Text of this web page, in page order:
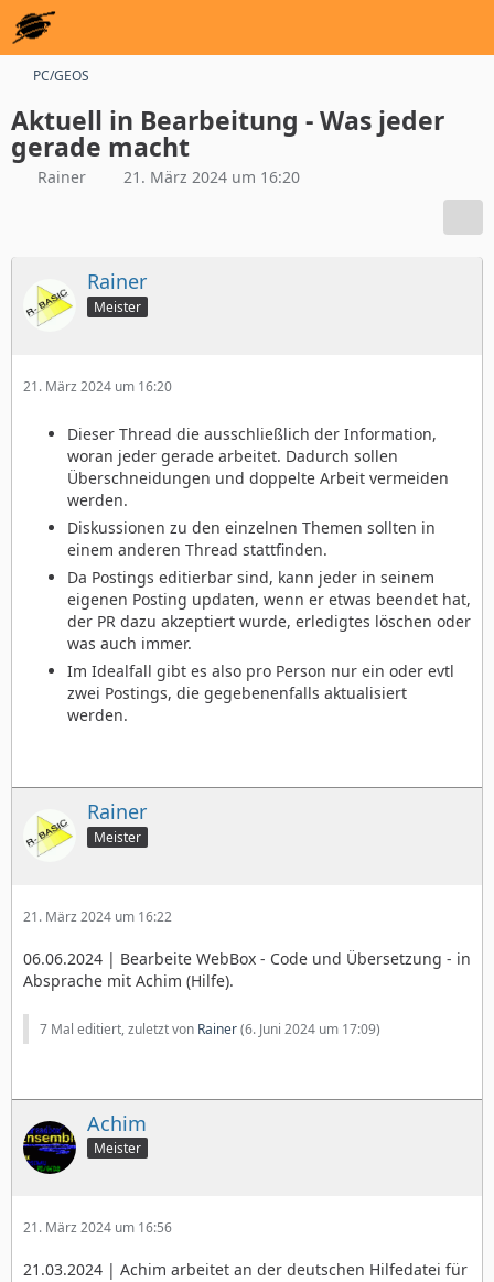
PC/GEOS
Aktuell in Bearbeitung - Was jeder
gerade macht
Rainer 21. März 2024 um 16:20
Rainer
Meister
21. März 2024 um 16:20
Dieser Thread die ausschließlich der Information,
woran jeder gerade arbeitet. Dadurch sollen
Überschneidungen und doppelte Arbeit vermeiden
werden.
Diskussionen zu den einzelnen Themen sollten in
einem anderen Thread stattfinden.
Da Postings editierbar sind, kann jeder in seinem
eigenen Posting updaten, wenn er etwas beendet hat,
der PR dazu akzeptiert wurde, erledigtes löschen oder
was auch immer.
Im Idealfall gibt es also pro Person nur ein oder evtl
zwei Postings, die gegebenenfalls aktualisiert
werden.
Rainer
Meister
21. März 2024 um 16:22
06.06.2024 | Bearbeite WebBox - Code und Übersetzung - in
Absprache mit Achim (Hilfe).
7 Mal editiert, zuletzt von Rainer(6. Juni 2024 um 17:09)
Achim
Meister
21. März 2024 um 16:56
21.03.2024 | Achim arbeitet an der deutschen Hilfedatei für